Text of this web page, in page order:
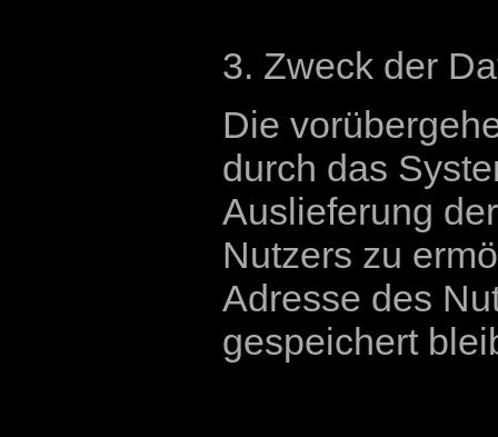
3. Zweck der
Die
durch das
Auslieferung
Nutzers zu
Adresse des
gespeichert